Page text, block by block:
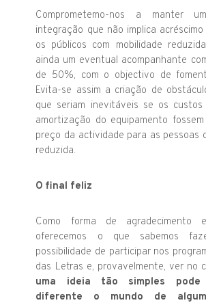
Comprometemo-nos a manter
integração que não implica
os públicos com mobilidade
ainda um eventual acompanhante
de 50%, com o objectivo de
Evita-se assim a criação de
que seriam inevitáveis se os
amortização do equipamento
preço da actividade para as pessoas
reduzida.
O final feliz
Como forma de agradecimento
oferecemos o que sabemos
possibilidade de participar nos
das Letras e, provavelmente, ver no
uma ideia tão simples
diferente o mundo de